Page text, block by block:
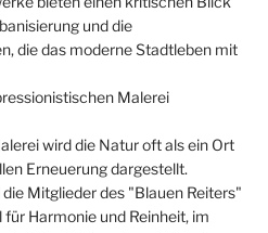
und die
die das moderne Stadtleben mit
Malerei
wird die Natur oft als ein Ort
Erneuerung dargestellt.
Mitglieder des "Blauen Reiters"
Harmonie und Reinheit, im